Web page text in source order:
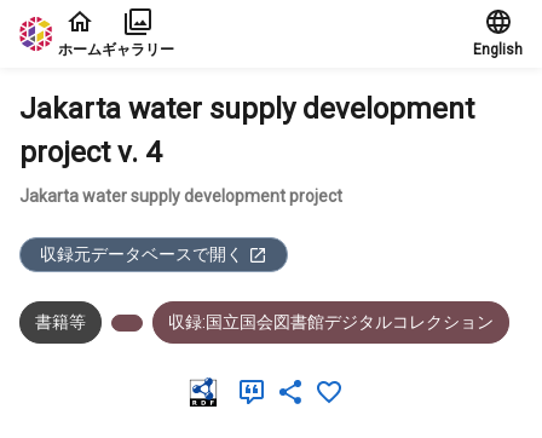
本文に飛ぶ
ホームギャラリー English
Jakarta water supply development
project v. 4
Jakarta water supply development project
収録元データベースで開く
書籍等 収録:国立国会図書館デジタルコレクション